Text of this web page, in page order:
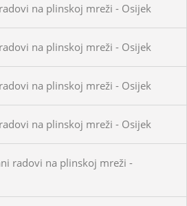
na plinskoj mreži - Osijek
na plinskoj mreži - Osijek
na plinskoj mreži - Osijek
na plinskoj mreži - Osijek
radovi na plinskoj mreži -